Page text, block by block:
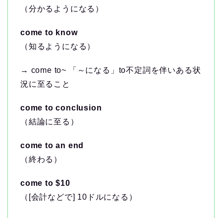
（分かるようになる）
come to know
（知るようになる）
→ come to~ 「～になる」to不定詞を伴いある状
況に至ること
come to conclusion
（結論に至る）
come to an end
（終わる）
come to $10
（[会計などで] 10ドルになる）